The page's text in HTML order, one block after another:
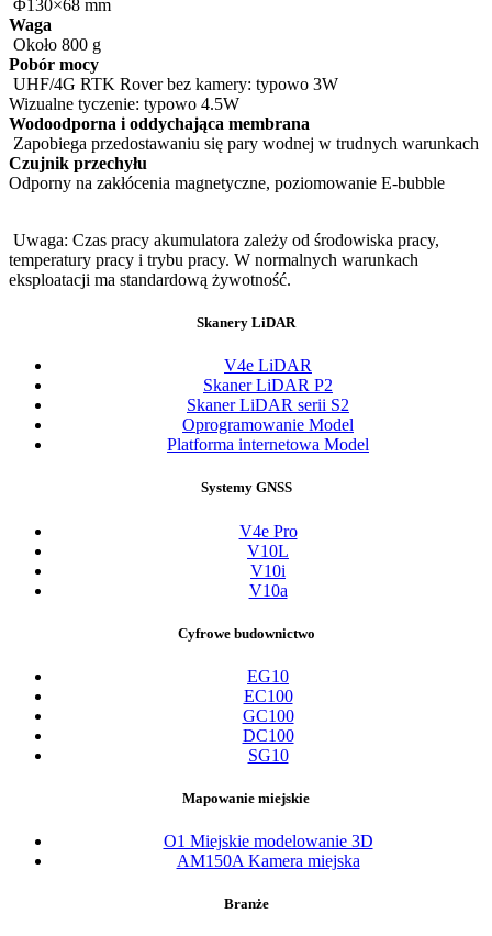
​Φ130×68 mm
Waga
​Około 800 g
Pobór mocy
​UHF/4G RTK Rover bez kamery: typowo 3W
Wizualne tyczenie: typowo 4.5W
Wodoodporna i oddychająca membrana
​Zapobiega przedostawaniu się pary wodnej w trudnych warunkach
Czujnik przechyłu
Odporny na zakłócenia magnetyczne, poziomowanie E-bubble
​Uwaga: Czas pracy akumulatora zależy od środowiska pracy,
temperatury pracy i trybu pracy. W normalnych warunkach
eksploatacji ma standardową żywotność.
Skanery LiDAR
V4e LiDAR
Skaner LiDAR P2
Skaner LiDAR serii S2
Oprogramowanie Model
Platforma internetowa Model
Systemy GNSS
V4e Pro
V10L
V10i
V10a
Cyfrowe budownictwo
EG10
EC100
GC100
DC100
SG10
Mapowanie miejskie
O1 Miejskie modelowanie 3D
AM150A Kamera miejska
Branże